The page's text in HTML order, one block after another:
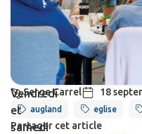
Serge Carrel 18
augland eglise
Partager cet article
Vendredi
et
samedi